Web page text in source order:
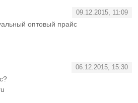
09.12.2015, 11:09
оптовый прайс
06.12.2015, 15:30